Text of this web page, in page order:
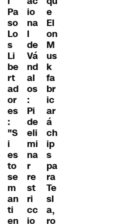
Pa
so
Lo
s
Li
be
rt
ad
or
es
:
"S
i
es
to
se
m
an
ti
en
io
na
l
de
Vá
nd
al
os
:
Pi
de
eli
mi
na
r
re
st
ri
cc
io
e
El
on
M
us
k
fa
br
ic
ar
á
ch
ip
s
pa
ra
Te
sl
a,
ro